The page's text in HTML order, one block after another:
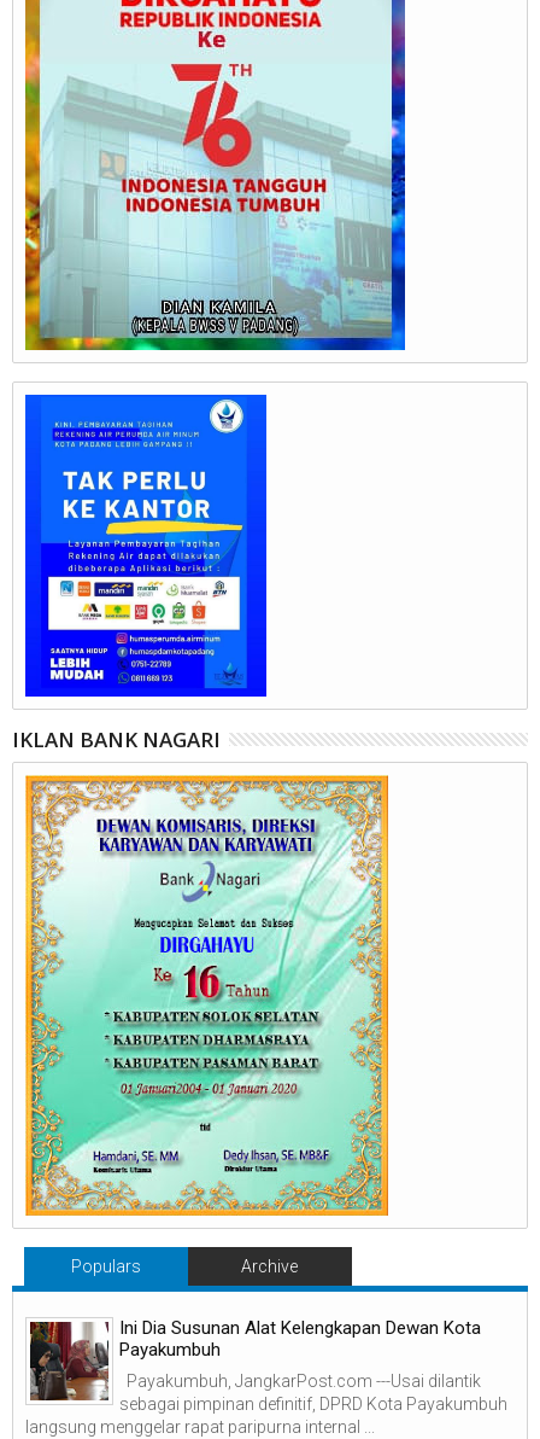
IKLAN BANK NAGARI
Populars Archive
Ini Dia Susunan Alat Kelengkapan Dewan Kota
Payakumbuh
Payakumbuh, JangkarPost.com ---Usai dilantik
sebagai pimpinan definitif, DPRD Kota Payakumbuh
langsung menggelar rapat paripurna internal ...